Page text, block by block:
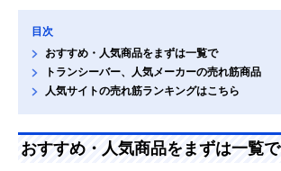
目次
おすすめ・人気商品をまずは一覧で
トランシーバー、人気メーカーの売れ筋商品
人気サイトの売れ筋ランキングはこちら
おすすめ・人気商品をまずは一覧で